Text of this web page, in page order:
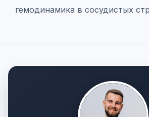
гемодинамика в сосудистых